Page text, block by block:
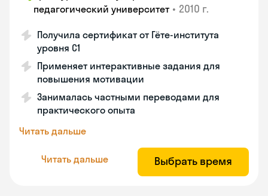
педагогический университет • 2010 г.
Получила сертификат от Гёте-института
уровня C1
Применяет интерактивные задания для
повышения мотивации
Занималась частными переводами для
практического опыта
Читать дальше
Читать дальше Выбрать время